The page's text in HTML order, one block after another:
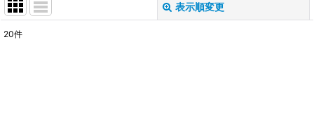
表示順変更
20件